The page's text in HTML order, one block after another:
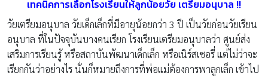
เทคนิคการเลือกโรงเรียนให้ลูกน้อยวัย เตรียมอนุบาล !!
วัยเตรียมอนุบาล วัยเด็กเล็กที่มีอายุน้อยกว่า 3 ปี เป็นวัยก่อนวัยเรียน
อนุบาล ที่ในปัจจุบันบางคนเรียก โรงเรียนเตรียมอนุบาลว่า ศูนย์ส่ง
เสริมการเรียนรู้ หรือสถาบันพัฒนาเด็กเล็ก หรือเนิร์สเซอรี่ แต่ไม่ว่าจะ
เรียกกันว่าอย่างไร นั่นก็หมายถึงการที่พ่อแม่ต้องการพาลูกเล็ก เข้าไป